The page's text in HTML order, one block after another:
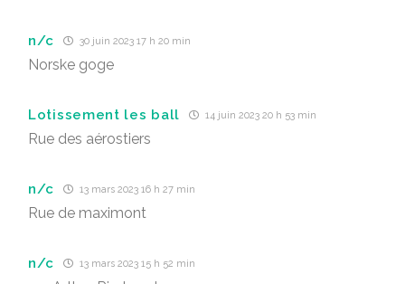
n/c 30 juin 2023 17 h 20 min
Norske goge
Lotissement les ball 14 juin 2023 20 h 53 min
Rue des aérostiers
n/c 13 mars 2023 16 h 27 min
Rue de maximont
n/c 13 mars 2023 15 h 52 min